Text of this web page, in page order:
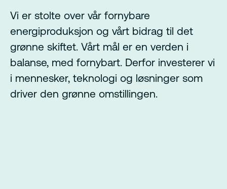
Vi er stolte over vår fornybare
energiproduksjon og vårt bidrag til det
grønne skiftet. Vårt mål er en verden i
balanse, med fornybart. Derfor investerer vi
i mennesker, teknologi og løsninger som
driver den grønne omstillingen.